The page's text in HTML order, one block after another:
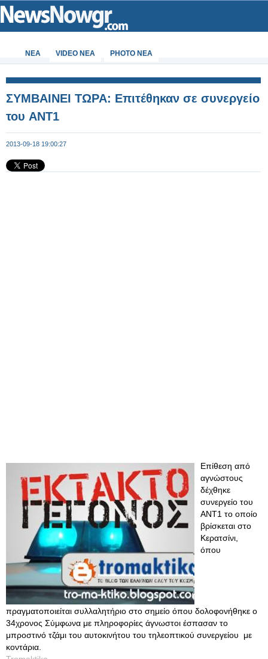
ΝΕΑ VIDEO NEA PHOTO NEA
ΣΥΜΒΑΙΝΕΙ ΤΩΡΑ: Επιτέθηκαν σε συνεργείο
του ANT1
2013-09-18 19:00:27
Επίθεση από
αγνώστους
δέχθηκε
συνεργείο του
ΑΝΤ1 το οποίο
βρίσκεται στο
Κερατσίνι,
όπου
πραγματοποιείται συλλαλητήριο στο σημείο όπου δολοφονήθηκε ο
34χρονος Σύμφωνα με πληροφορίες άγνωστοι έσπασαν το
μπροστινό τζάμι του αυτοκινήτου του τηλεοπτικού συνεργείου με
κοντάρια.